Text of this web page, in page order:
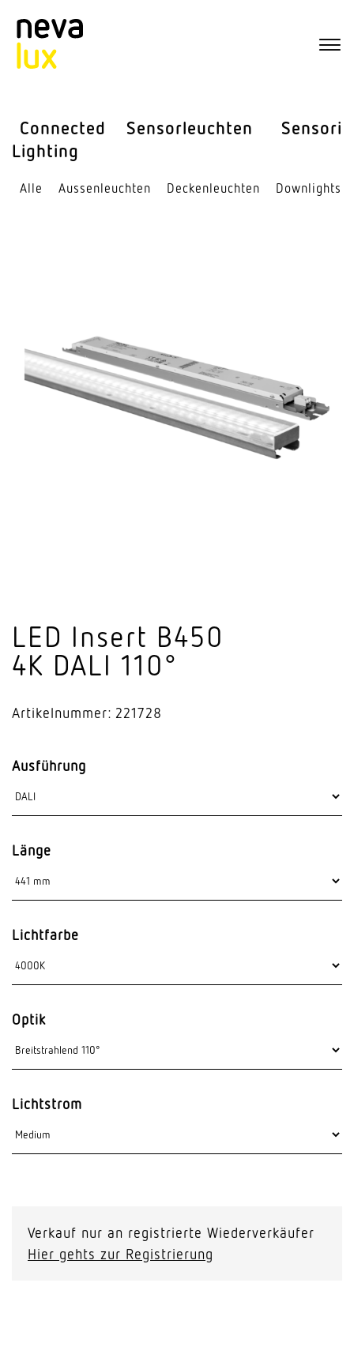
Connected
Lighting
Sensor­leuchten Sensorik
Alle Aussen­leuchten Decken­leuchten Down­lights
LED Insert B450
4K DALI 110°
Artikelnummer: 221728
Ausführung
Länge
Lichtfarbe
Optik
Lichtstrom
Verkauf nur an registrierte Wiederverkäufer
Hier gehts zur Registrierung